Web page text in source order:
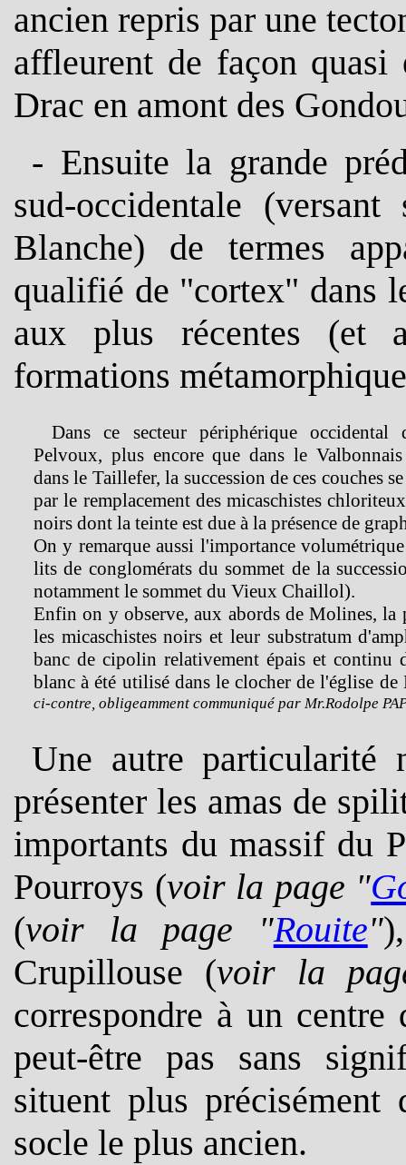
ancien repris par une
affleurent de façon
Drac en amont des
- Ensuite la grande
sud-occidentale
Blanche) de termes
qualifié de "cortex" dans
aux plus récentes (et
formations
Dans ce secteur périphérique
Pelvoux, plus encore que dans le
dans le Taillefer, la succession de ces couches
par le remplacement des micaschistes
noirs dont la teinte est due à la présence de
On y remarque aussi l'importance
lits de conglomérats du sommet de la
notamment le sommet du Vieux Chaillol).
Enfin on y observe, aux abords de Molines, la
les micaschistes noirs et leur substratum
banc de cipolin relativement épais et continu
blanc à été utilisé dans le clocher de l'église
ci-contre, obligeamment communiqué par Mr.Rodolpe
Une autre particularité
présenter les amas de
importants du massif du
Pourroys (voir la page "
(voir la page "Rouite"
Crupillouse (voir la
correspondre à un
peut-être pas sans
situent plus
socle le plus ancien.